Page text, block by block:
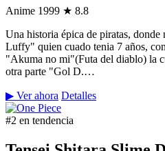
Anime 1999 ★ 8.8
Una historia épica de piratas,
Luffy" quien cuado tenia 7 años,
"Akuma no mi"(Futa del diablo) la
otra parte "Gol D.…
▶ Ver ahora Detalles
#2 en tendencia